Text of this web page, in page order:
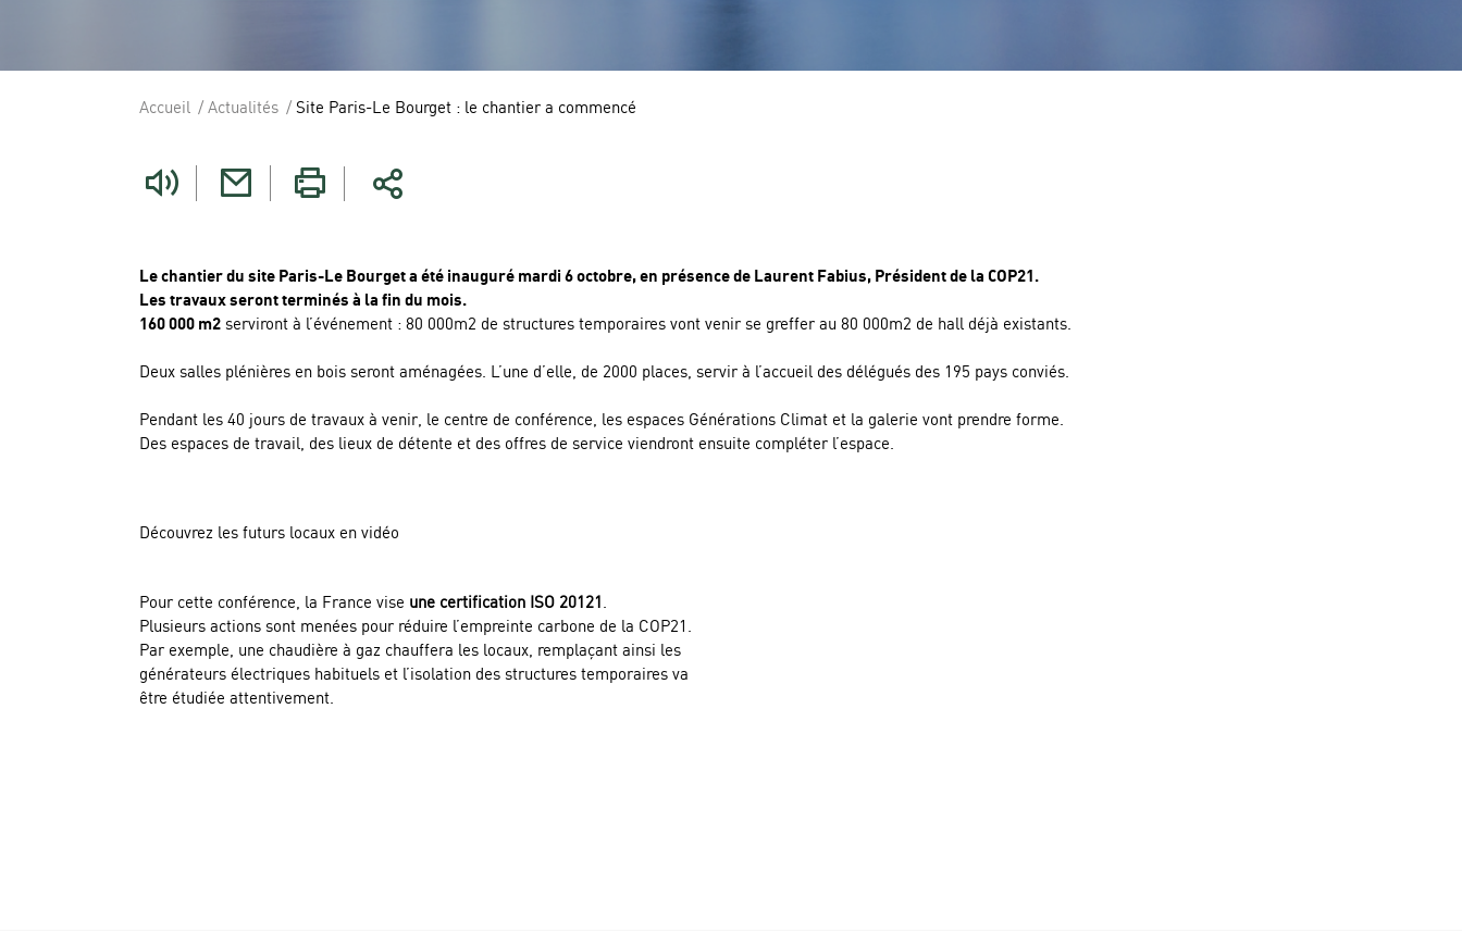
Vous
êtes
Accueil Actualités Site Paris-Le Bourget : le chantier a commencé
Le chantier du site Paris-Le Bourget a été inauguré mardi 6 octobre, en présence de Laurent Fabius, Président de la COP21.
Les travaux seront terminés à la fin du mois.
160 000 m2 serviront à l’événement : 80 000m2 de structures temporaires vont venir se greffer au 80 000m2 de hall déjà existants.
Deux salles plénières en bois seront aménagées. L’une d’elle, de 2000 places, servir à l’accueil des délégués des 195 pays conviés.
Pendant les 40 jours de travaux à venir, le centre de conférence, les espaces Générations Climat et la galerie vont prendre forme.
Des espaces de travail, des lieux de détente et des offres de service viendront ensuite compléter l’espace.
Découvrez les futurs locaux en vidéo
Pour cette conférence, la France vise une certification ISO 20121 .
Plusieurs actions sont menées pour réduire l’empreinte carbone de la COP21.
Par exemple, une chaudière à gaz chauffera les locaux, remplaçant ainsi les
générateurs électriques habituels et l’isolation des structures temporaires va
être étudiée attentivement.